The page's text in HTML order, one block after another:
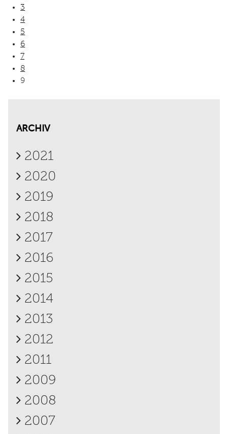
3
4
5
6
7
8
9
ARCHIV
2021
2020
2019
2018
2017
2016
2015
2014
2013
2012
2011
2009
2008
2007